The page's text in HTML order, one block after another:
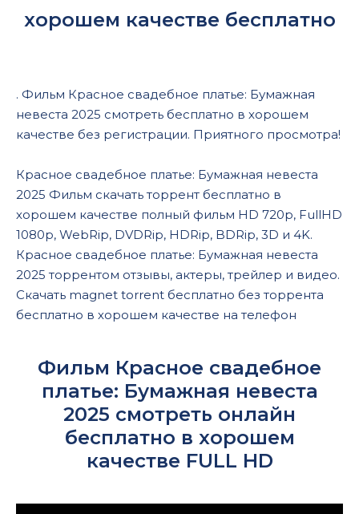
хорошем качестве бесплатно
. Фильм Красное свадебное платье: Бумажная
невеста 2025 смотреть бесплатно в хорошем
качестве без регистрации. Приятного просмотра!
Красное свадебное платье: Бумажная невеста
2025 Фильм скачать торрент бесплатно в
хорошем качестве полный фильм HD 720p, FullHD
1080p, WebRip, DVDRip, HDRip, BDRip, 3D и 4K.
Красное свадебное платье: Бумажная невеста
2025 торрентом отзывы, актеры, трейлер и видео.
Скачать magnet torrent бесплатно без торрента
бесплатно в хорошем качестве на телефон
Фильм Красное свадебное
платье: Бумажная невеста
2025 смотреть онлайн
бесплатно в хорошем
качестве FULL HD